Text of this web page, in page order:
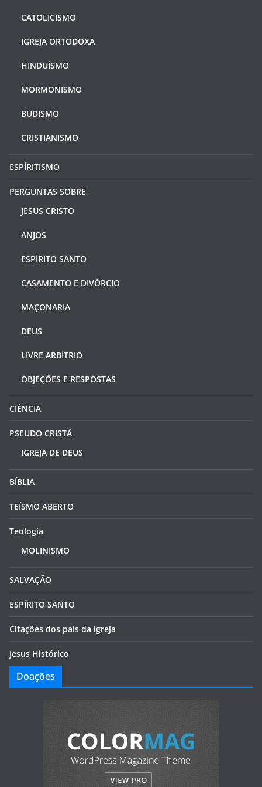
CATOLICISMO
IGREJA ORTODOXA
HINDUÍSMO
MORMONISMO
BUDISMO
CRISTIANISMO
ESPÍRITISMO
PERGUNTAS SOBRE
JESUS CRISTO
ANJOS
ESPÍRITO SANTO
CASAMENTO E DIVÓRCIO
MAÇONARIA
DEUS
LIVRE ARBÍTRIO
OBJEÇÕES E RESPOSTAS
CIÊNCIA
PSEUDO CRISTÃ
IGREJA DE DEUS
BÍBLIA
TEÍSMO ABERTO
Teologia
MOLINISMO
SALVAÇÃO
ESPÍRITO SANTO
Citações dos pais da igreja
Jesus Histórico
Doações